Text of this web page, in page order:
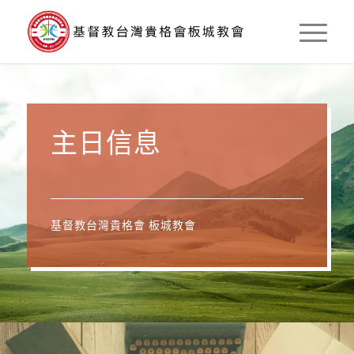
主日信息
基督教台灣貴格會 板城教會